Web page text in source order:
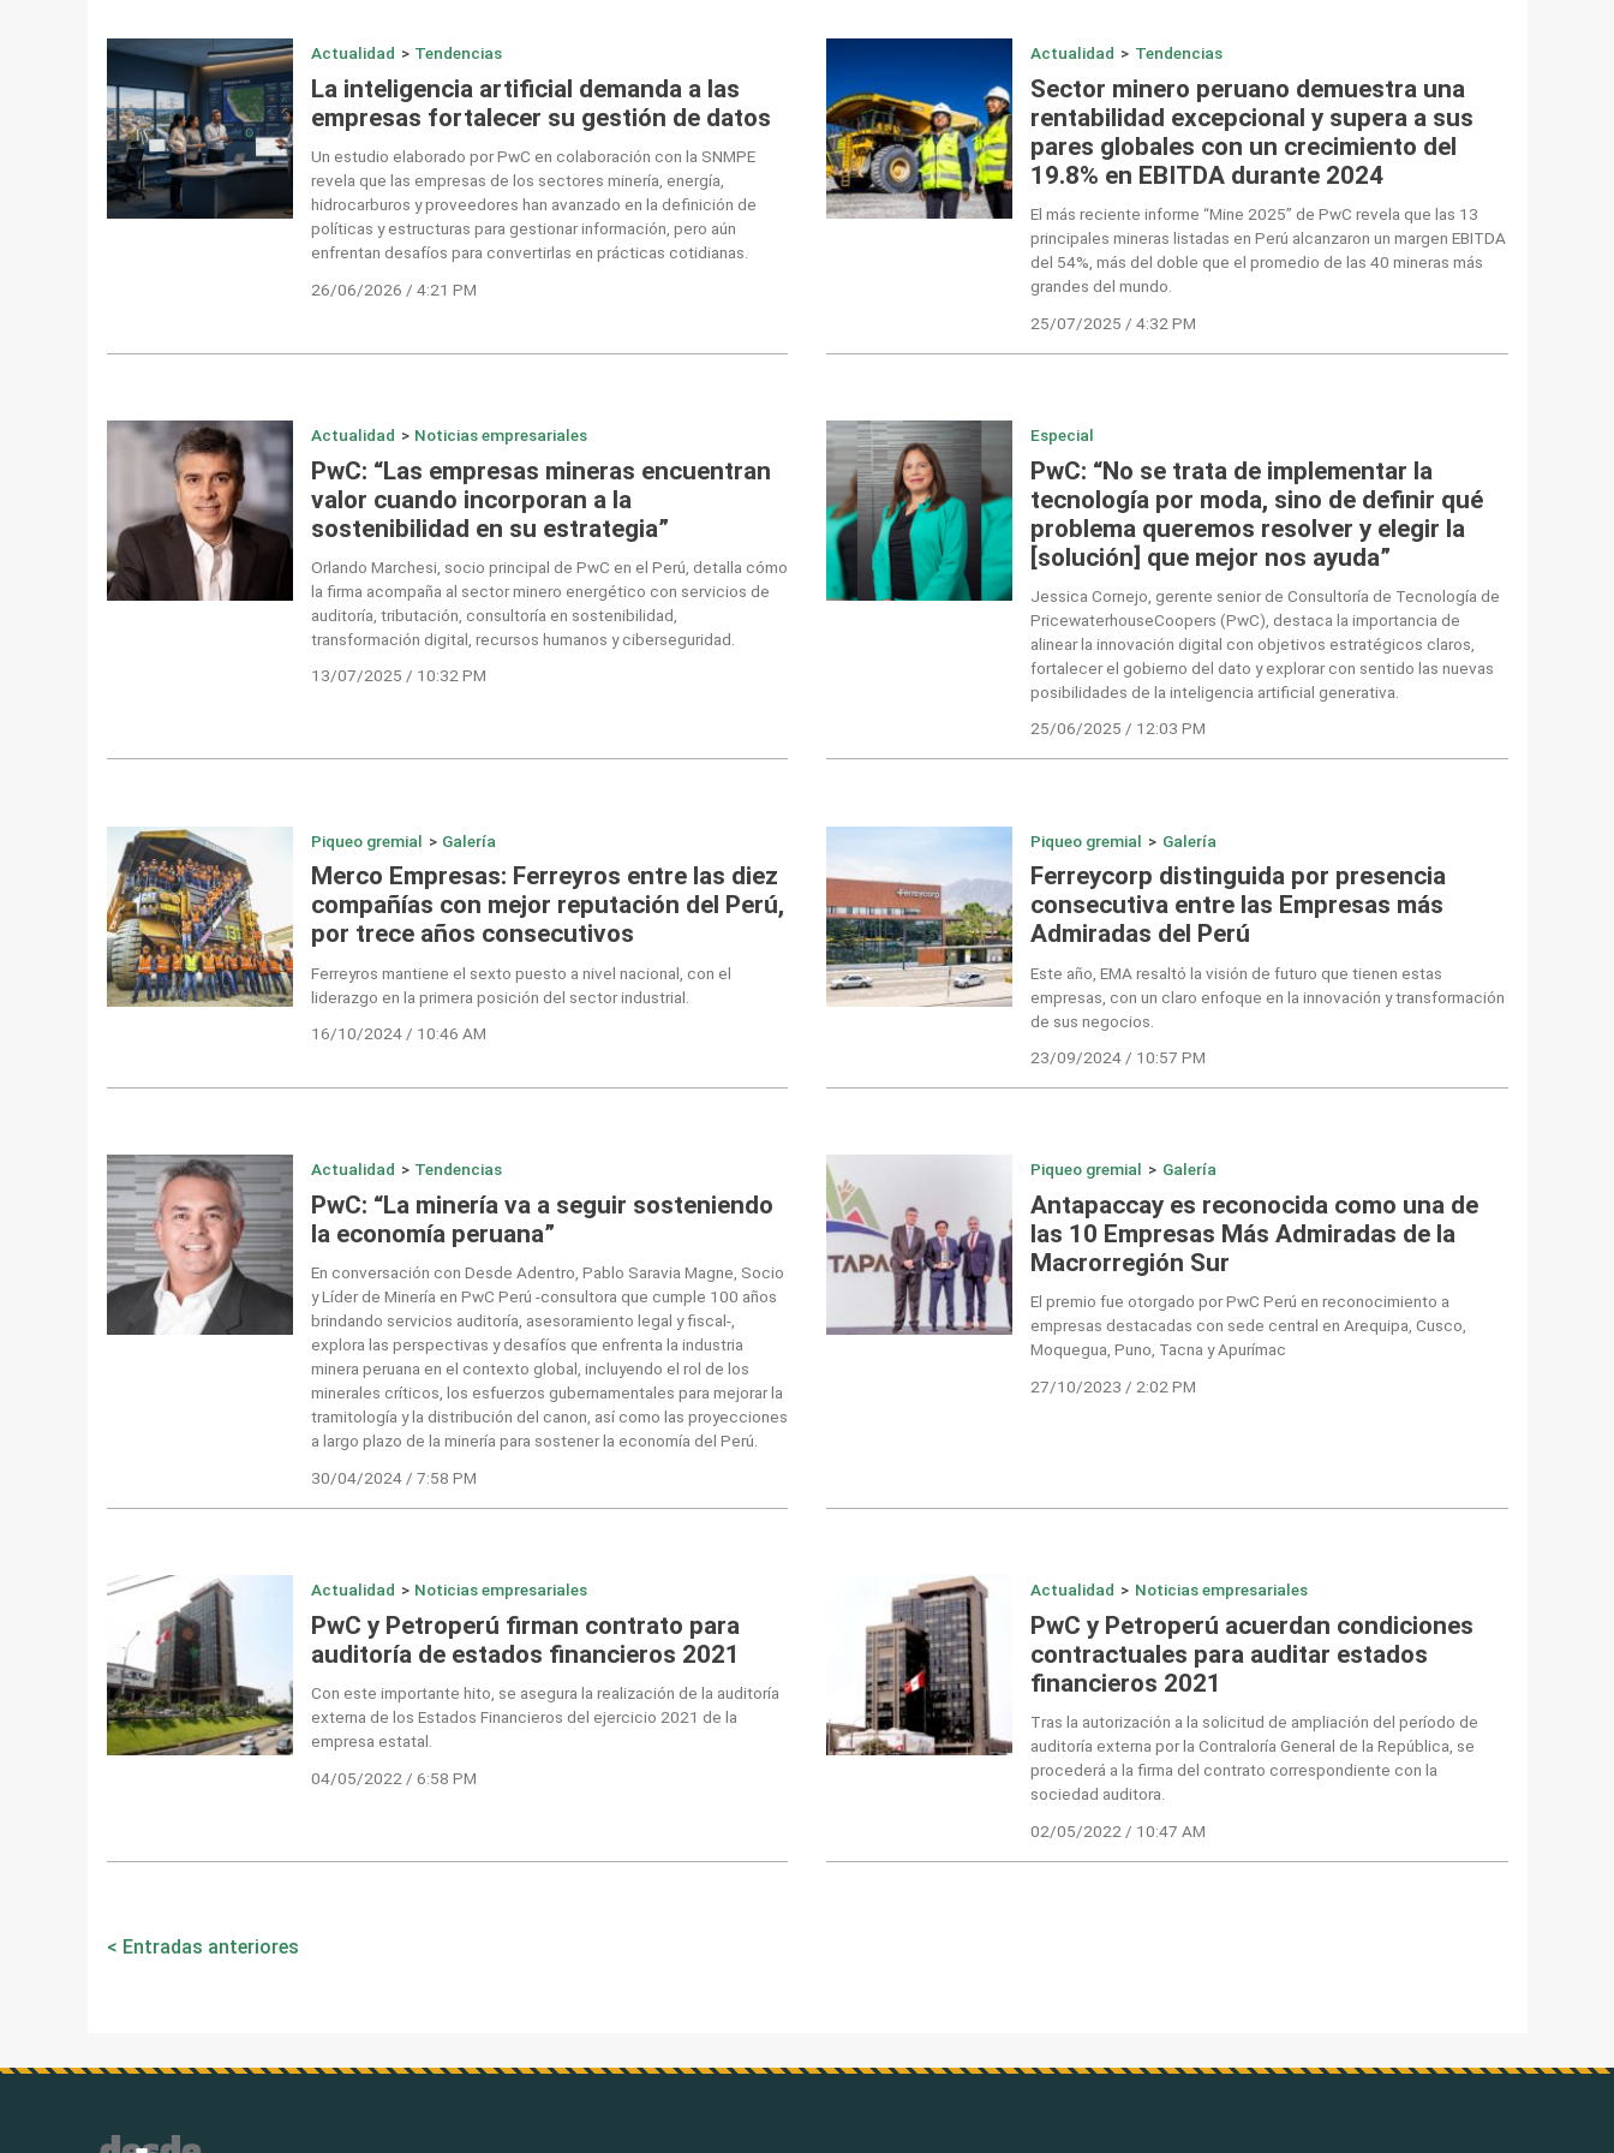
Actualidad > Tendencias
La inteligencia artificial demanda a las
empresas fortalecer su gestión de datos
Un estudio elaborado por PwC en colaboración con la SNMPE
revela que las empresas de los sectores minería, energía,
hidrocarburos y proveedores han avanzado en la definición de
políticas y estructuras para gestionar información, pero aún
enfrentan desafíos para convertirlas en prácticas cotidianas.
26/06/2026 / 4:21 PM
Actualidad > Tendencias
Sector minero peruano demuestra una
rentabilidad excepcional y supera a sus
pares globales con un crecimiento del
19.8% en EBITDA durante 2024
El más reciente informe “Mine 2025” de PwC revela que las 13
principales mineras listadas en Perú alcanzaron un margen EBITDA
del 54%, más del doble que el promedio de las 40 mineras más
grandes del mundo.
25/07/2025 / 4:32 PM
Actualidad > Noticias empresariales
PwC: “Las empresas mineras encuentran
valor cuando incorporan a la
sostenibilidad en su estrategia”
Orlando Marchesi, socio principal de PwC en el Perú, detalla cómo
la firma acompaña al sector minero energético con servicios de
auditoría, tributación, consultoría en sostenibilidad,
transformación digital, recursos humanos y ciberseguridad.
13/07/2025 / 10:32 PM
Especial
PwC: “No se trata de implementar la
tecnología por moda, sino de definir qué
problema queremos resolver y elegir la
[solución] que mejor nos ayuda”
Jessica Cornejo, gerente senior de Consultoría de Tecnología de
PricewaterhouseCoopers (PwC), destaca la importancia de
alinear la innovación digital con objetivos estratégicos claros,
fortalecer el gobierno del dato y explorar con sentido las nuevas
posibilidades de la inteligencia artificial generativa.
25/06/2025 / 12:03 PM
Piqueo gremial > Galería
Merco Empresas: Ferreyros entre las diez
compañías con mejor reputación del Perú,
por trece años consecutivos
Ferreyros mantiene el sexto puesto a nivel nacional, con el
liderazgo en la primera posición del sector industrial.
16/10/2024 / 10:46 AM
Piqueo gremial > Galería
Ferreycorp distinguida por presencia
consecutiva entre las Empresas más
Admiradas del Perú
Este año, EMA resaltó la visión de futuro que tienen estas
empresas, con un claro enfoque en la innovación y transformación
de sus negocios.
23/09/2024 / 10:57 PM
Actualidad > Tendencias
PwC: “La minería va a seguir sosteniendo
la economía peruana”
En conversación con Desde Adentro, Pablo Saravia Magne, Socio
y Líder de Minería en PwC Perú -consultora que cumple 100 años
brindando servicios auditoría, asesoramiento legal y fiscal-,
explora las perspectivas y desafíos que enfrenta la industria
minera peruana en el contexto global, incluyendo el rol de los
minerales críticos, los esfuerzos gubernamentales para mejorar la
tramitología y la distribución del canon, así como las proyecciones
a largo plazo de la minería para sostener la economía del Perú.
30/04/2024 / 7:58 PM
Piqueo gremial > Galería
Antapaccay es reconocida como una de
las 10 Empresas Más Admiradas de la
Macrorregión Sur
El premio fue otorgado por PwC Perú en reconocimiento a
empresas destacadas con sede central en Arequipa, Cusco,
Moquegua, Puno, Tacna y Apurímac
27/10/2023 / 2:02 PM
Actualidad > Noticias empresariales
PwC y Petroperú firman contrato para
auditoría de estados financieros 2021
Con este importante hito, se asegura la realización de la auditoría
externa de los Estados Financieros del ejercicio 2021 de la
empresa estatal.
04/05/2022 / 6:58 PM
Actualidad > Noticias empresariales
PwC y Petroperú acuerdan condiciones
contractuales para auditar estados
financieros 2021
Tras la autorización a la solicitud de ampliación del período de
auditoría externa por la Contraloría General de la República, se
procederá a la firma del contrato correspondiente con la
sociedad auditora.
02/05/2022 / 10:47 AM
Navegación
Entradas anteriores